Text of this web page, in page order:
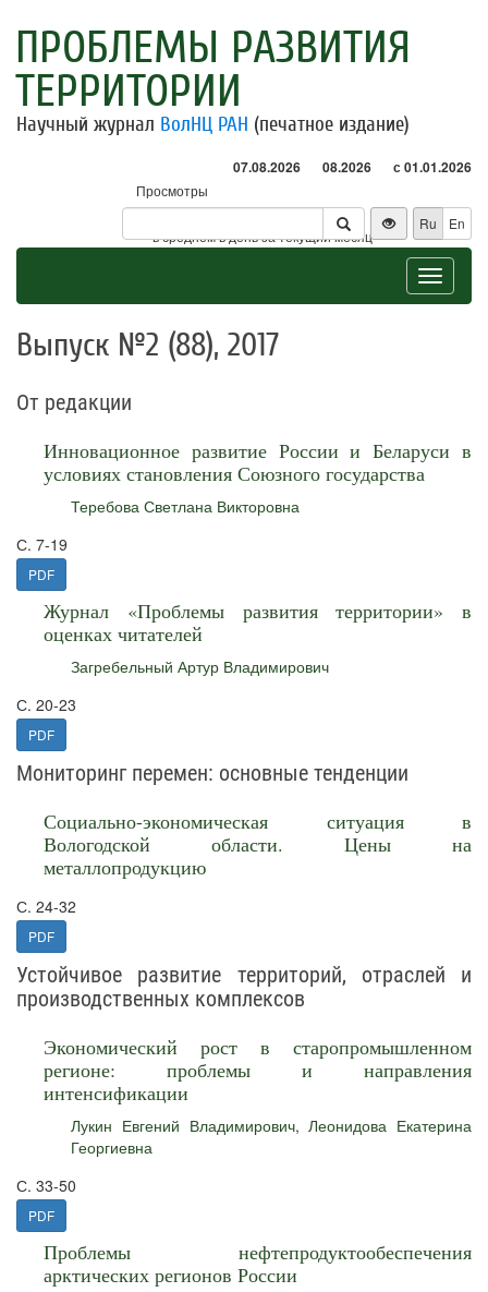
ПРОБЛЕМЫ РАЗВИТИЯ
ТЕРРИТОРИИ
Научный журнал ВолНЦ РАН (печатное издание)
07.08.2026 08.2026 с 01.01.2026
Просмотры
Посетители
* - в среднем в день за текущий месяц
Ru En
Toggle
Выпуск №2 (88), 2017
От редакции
Инновационное развитие России и Беларуси в
условиях становления Союзного государства
Теребова Светлана Викторовна
С. 7-19
PDF
Журнал «Проблемы развития территории» в
оценках читателей
Загребельный Артур Владимирович
С. 20-23
PDF
Мониторинг перемен: основные тенденции
Социально-экономическая ситуация в
Вологодской области. Цены на
металлопродукцию
С. 24-32
PDF
Устойчивое развитие территорий, отраслей и
производственных комплексов
Экономический рост в старопромышленном
регионе: проблемы и направления
интенсификации
Лукин Евгений Владимирович,Леонидова Екатерина
Георгиевна
С. 33-50
PDF
Проблемы нефтепродуктообеспечения
арктических регионов России